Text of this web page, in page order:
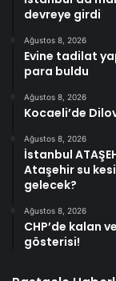
devreye girdi
Ağustos 8, 2026
Evine tadilat
para buldu
Ağustos 8, 2026
Kocaeli’de
Ağustos 8, 2026
İstanbul
Ataşehir su
gelecek?
Ağustos 8, 2026
CHP’de kalan
gösterisi!